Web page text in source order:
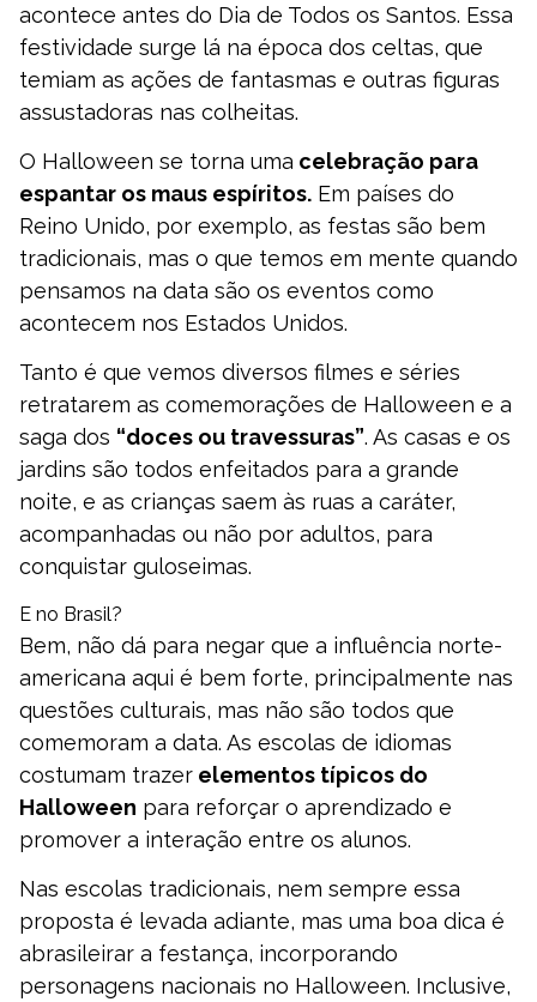
acontece antes do Dia de Todos os Santos. Essa
festividade surge lá na época dos celtas, que
temiam as ações de fantasmas e outras figuras
assustadoras nas colheitas.
O Halloween se torna uma celebração para
espantar os maus espíritos. Em países do
Reino Unido, por exemplo, as festas são bem
tradicionais, mas o que temos em mente quando
pensamos na data são os eventos como
acontecem nos Estados Unidos.
Tanto é que vemos diversos filmes e séries
retratarem as comemorações de Halloween e a
saga dos “doces ou travessuras”. As casas e os
jardins são todos enfeitados para a grande
noite, e as crianças saem às ruas a caráter,
acompanhadas ou não por adultos, para
conquistar guloseimas.
E no Brasil?
Bem, não dá para negar que a influência norte-
americana aqui é bem forte, principalmente nas
questões culturais, mas não são todos que
comemoram a data. As escolas de idiomas
costumam trazer elementos típicos do
Halloween para reforçar o aprendizado e
promover a interação entre os alunos.
Nas escolas tradicionais, nem sempre essa
proposta é levada adiante, mas uma boa dica é
abrasileirar a festança, incorporando
personagens nacionais no Halloween. Inclusive,